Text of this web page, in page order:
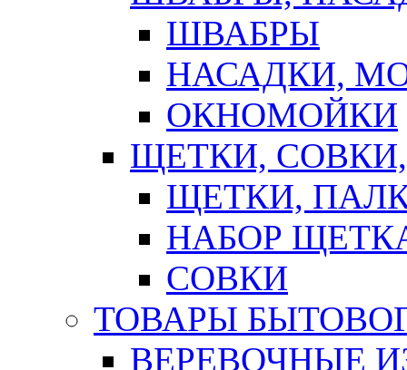
ШВАБРЫ
НАСАДКИ,
ОКНОМОЙКИ
ЩЕТКИ,
ЩЕТКИ,
НАБОР
СОВКИ
ТОВАРЫ
ВЕРЕВОЧНЫЕ